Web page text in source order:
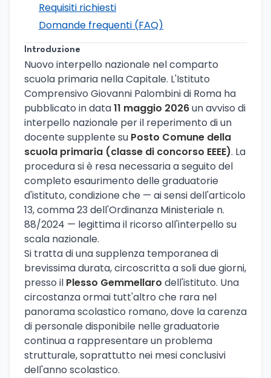
Requisiti richiesti
Domande frequenti (FAQ)
Introduzione
Nuovo interpello nazionale nel comparto
scuola primaria nella Capitale. L'Istituto
Comprensivo Giovanni Palombini di Roma ha
pubblicato in data11 maggio 2026un avviso di
interpello nazionale per il reperimento di un
docente supplente su Posto Comune della
scuola primaria (classe di concorso EEEE). La
procedura si è resa necessaria a seguito del
completo esaurimento delle graduatorie
d'istituto, condizione che — ai sensi dell'articolo
13, comma 23 dell'Ordinanza Ministeriale n.
88/2024 — legittima il ricorso all'interpello su
scala nazionale.
Si tratta di una supplenza temporanea di
brevissima durata, circoscritta a soli due giorni,
presso il Plesso Gemmellaro dell'istituto. Una
circostanza ormai tutt'altro che rara nel
panorama scolastico romano, dove la carenza
di personale disponibile nelle graduatorie
continua a rappresentare un problema
strutturale, soprattutto nei mesi conclusivi
dell'anno scolastico.